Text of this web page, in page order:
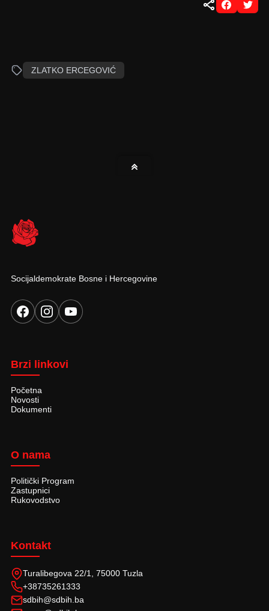
ZLATKO ERCEGOVIĆ
Socijaldemokrate Bosne i Hercegovine
Brzi linkovi
Početna
Novosti
Dokumenti
O nama
Politički Program
Zastupnici
Rukovodstvo
Kontakt
Turalibegova 22/1, 75000 Tuzla
+38735261333
sdbih@sdbih.ba